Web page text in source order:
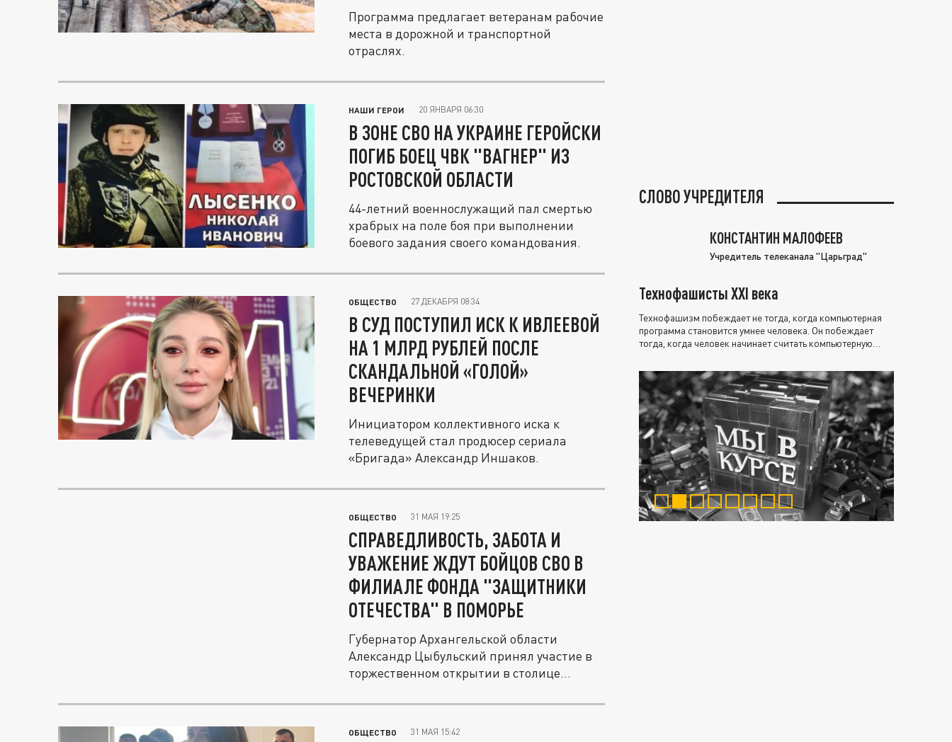
Программа предлагает ветеранам рабочие
места в дорожной и транспортной
отраслях.
НАШИ ГЕРОИ 20 ЯНВАРЯ 06:30
В ЗОНЕ СВО НА УКРАИНЕ ГЕРОЙСКИ
ПОГИБ БОЕЦ ЧВК "ВАГНЕР" ИЗ
РОСТОВСКОЙ ОБЛАСТИ
44-летний военнослужащий пал смертью
храбрых на поле боя при выполнении
боевого задания своего командования.
ОБЩЕСТВО 27 ДЕКАБРЯ 08:34
В СУД ПОСТУПИЛ ИСК К ИВЛЕЕВОЙ
НА 1 МЛРД РУБЛЕЙ ПОСЛЕ
СКАНДАЛЬНОЙ «ГОЛОЙ»
ВЕЧЕРИНКИ
Инициатором коллективного иска к
телеведущей стал продюсер сериала
«Бригада» Александр Иншаков.
ОБЩЕСТВО 31 МАЯ 19:25
СПРАВЕДЛИВОСТЬ, ЗАБОТА И
УВАЖЕНИЕ ЖДУТ БОЙЦОВ СВО В
ФИЛИАЛЕ ФОНДА "ЗАЩИТНИКИ
ОТЕЧЕСТВА" В ПОМОРЬЕ
Губернатор Архангельской области
Александр Цыбульский принял участие в
торжественном открытии в столице...
ОБЩЕСТВО 31 МАЯ 15:42
СЛОВО УЧРЕДИТЕЛЯ
КОНСТАНТИН МАЛОФЕЕВ
Учредитель телеканала "Царьград"
Технофашисты XXI века
Технофашизм побеждает не тогда, когда компьютерная
программа становится умнее человека. Он побеждает
тогда, когда человек начинает считать компьютерную